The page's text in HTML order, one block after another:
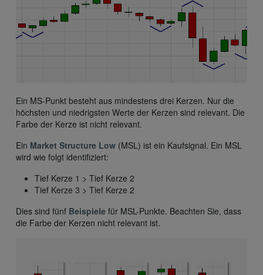
Ein MS-Punkt besteht aus mindestens drei Kerzen. Nur die
höchsten und niedrigsten Werte der Kerzen sind relevant. Die
Farbe der Kerze ist nicht relevant.
Ein Market Structure Low (MSL) ist ein Kaufsignal. Ein MSL
wird wie folgt identifiziert:
Tief Kerze 1 > Tief Kerze 2
Tief Kerze 3 > Tief Kerze 2
Dies sind fünf Beispiele für MSL-Punkte. Beachten Sie, dass
die Farbe der Kerzen nicht relevant ist.